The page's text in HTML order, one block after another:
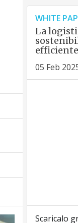
WHITE
La
efficiente
05 Feb
Scaricalo